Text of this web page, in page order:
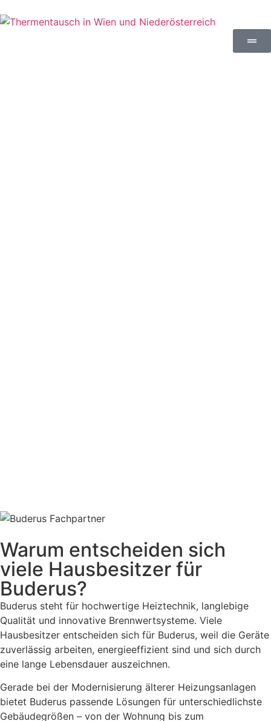
Warum entscheiden sich
viele Hausbesitzer für
Buderus?
Buderus steht für hochwertige Heiztechnik, langlebige
Qualität und innovative Brennwertsysteme. Viele
Hausbesitzer entscheiden sich für Buderus, weil die Geräte
zuverlässig arbeiten, energieeffizient sind und sich durch
eine lange Lebensdauer auszeichnen.
Gerade bei der Modernisierung älterer Heizungsanlagen
bietet Buderus passende Lösungen für unterschiedlichste
Gebäudegrößen – von der Wohnung bis zum